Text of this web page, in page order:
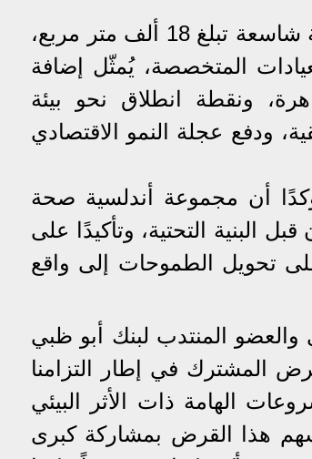
كما أكّد أن المشروع، الذي يمتد على مساحة إنشائية شاسعة تبلغ 18 ألف متر مربع،
المتخصصة، يُمثّل إضافة
ونقطة انطلاق نحو بيئة
ودفع عجلة النمو الاقتصادي
أن مجموعة أندلسية صحة
البنية التحتية، وتأكيدًا على
تحويل الطموحات إلى واقع
والعضو المنتدب لبنك أبو ظبي
المشترك في إطار التزامنا
الهامة ذات الأثر البيئي
هذا القرض بمشاركة كبرى